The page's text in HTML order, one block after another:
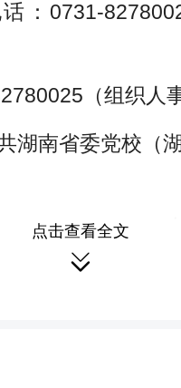
：0731-
（组织人
湖南省委党校（
2025
点击查看全文
